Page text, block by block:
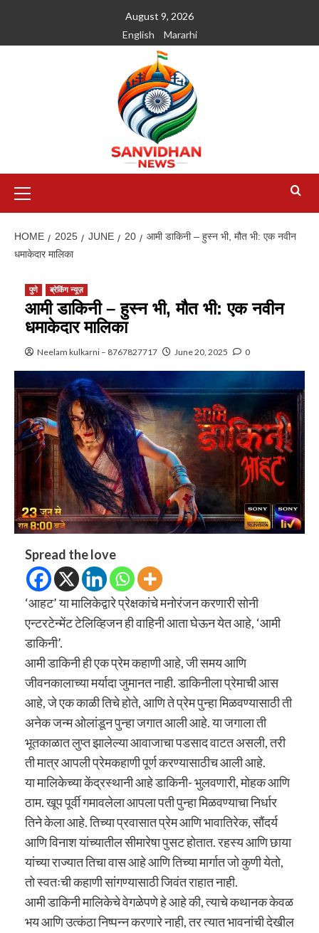
August 9, 2026
English
Mararhi
HOME 2025 JUNE 20
आमी डाकिनी – हुस्न भी, मौत भी: एक नवीन
धमाकेदार मालिका
पुणे ब्रेकिंग न्यूज़
आमी डाकिनी – हुस्न भी, मौत भी: एक नवीन
धमाकेदार मालिका
Neelam kulkarni – 8767827717 June 20, 2025 0
Spread the love
‘आहट’ या मालिकेद्वारे प्रेक्षकांचे मनोरंजन करणारी सोनी
एन्टरटेन्मेंट टेलिव्हिजन ही वाहिनी आता घेऊन येत आहे, ‘आमी
डाकिनी’.
आमी डाकिनी ही एक प्रेम कहाणी आहे, जी समय आणि
जीवनकालाच्या मर्यादा जुमानत नाही. डाकिनीला प्रेमाची आस
आहे, जे एक काळी तिचे होते, आणि ते प्रेम पुन्हा मिळवण्यासाठी ती
अनेक जन्म ओलांडून पुन्हा जगात आली आहे. या जगाला ती
भूतकाळात लुप्त झालेल्या आवाजाचा पडसाद वाटत असली, तरी
ती मात्र आपली प्रेमकहाणी पूर्ण करण्यासाठीच आली आहे.
या मालिकेच्या केंद्रस्थानी आहे डाकिनी- भुलवणारी, मोहक आणि
ठाम. खूप पूर्वी गमावलेला आपला पती पुन्हा मिळवण्याचा निर्धार
तिने केला आहे. तिच्या प्रवासात प्रेम आणि भावातिरेक, सौंदर्य
आणि विनाश यांच्यातील सीमारेषा पुसट होतात. रहस्य आणि छाया
यांच्या राज्यात तिचा वास आहे आणि तिच्या मार्गात जो कुणी येतो,
तो स्वतःची कहाणी सांगण्यासाठी जिवंत राहात नाही.
आमी डाकिनी मालिकेचे वेगळेपणे हे आहे की, त्याचे कथानक केवळ
भय आणि उत्कंठा निष्पन्न करणारे नाही, तर त्यात भावनांची देखील